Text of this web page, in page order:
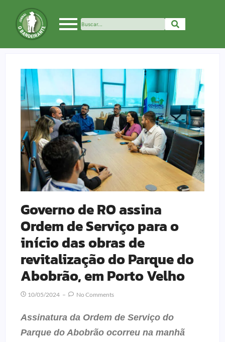
Governo de RO assina
Ordem de Serviço para o
início das obras de
revitalização do Parque do
Abobrão, em Porto Velho
10/05/2024 No Comments
Assinatura da Ordem de Serviço do
Parque do Abobrão ocorreu na manhã